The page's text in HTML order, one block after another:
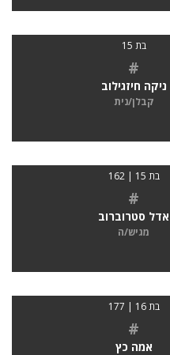
בת 15
#
ניקה חיזגילוב
קבלן/נית
בת 15 | 162
#
אדל סטרוברוב
מגיש/ה
בת 16 | 177
#
אמה כץ